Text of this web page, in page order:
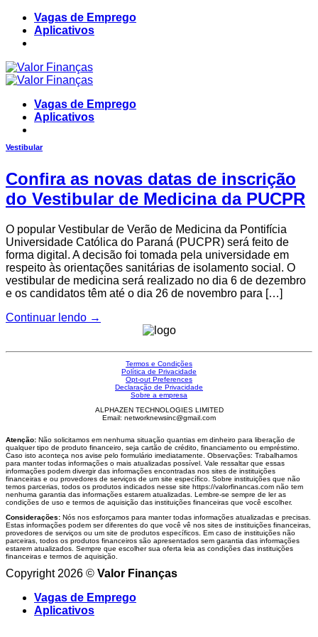
Skip
content
Vagas de Emprego
Aplicativos
Vagas de Emprego
Aplicativos
Vestibular
Confira as novas datas de inscrição
do Vestibular de Medicina da PUCPR
O popular Vestibular de Verão de Medicina da Pontifícia
Universidade Católica do Paraná (PUCPR) será feito de
forma digital. A decisão foi tomada pela universidade em
respeito às orientações sanitárias de isolamento social. O
vestibular de medicina será realizado no dia 6 de dezembro
e os candidatos têm até o dia 26 de novembro para […]
Continuar lendo →
Termos e Condições
Política de Privacidade
Opt-out Preferences
Declaração de Privacidade
Sobre a empresa
ALPHAZEN TECHNOLOGIES LIMITED
Email: networknewsinc@gmail.com
Atenção: Não solicitamos em nenhuma situação quantias em dinheiro para liberação de
qualquer tipo de produto financeiro, seja cartão de crédito, financiamento ou empréstimo.
Caso isto aconteça nos avise pelo formulário imediatamente. Observações: Trabalhamos
para manter todas informações o mais atualizadas possível. Vale ressaltar que essas
informações podem divergir das informações encontradas nos sites de instituições
financeiras e ou provedores de serviços de um site específico. Sobre instituições que não
temos parcerias, todos os produtos indicados nesse site https://valorfinancas.com não tem
nenhuma garantia das informações estarem atualizadas. Lembre-se sempre de ler as
condições de uso e termos de aquisição das instituições financeiras que você escolher.
Considerações: Nós nos esforçamos para manter todas informações atualizadas e precisas.
Estas informações podem ser diferentes do que você vê nos sites de instituições financeiras,
provedores de serviços ou um site de produtos específicos. Em caso de instituições não
parceiras, todos os produtos financeiros são apresentados sem garantia das informações
estarem atualizados. Sempre que escolher sua oferta leia as condições das instituições
financeiras e termos de aquisição.
Copyright 2026 © Valor Finanças
Vagas de Emprego
Aplicativos